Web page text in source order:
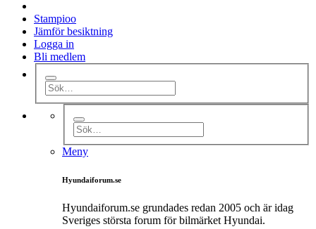
Stampioo
Jämför besiktning
Logga in
Bli medlem
Meny
Hyundaiforum.se
Hyundaiforum.se grundades redan 2005 och är idag
Sveriges största forum för bilmärket Hyundai.